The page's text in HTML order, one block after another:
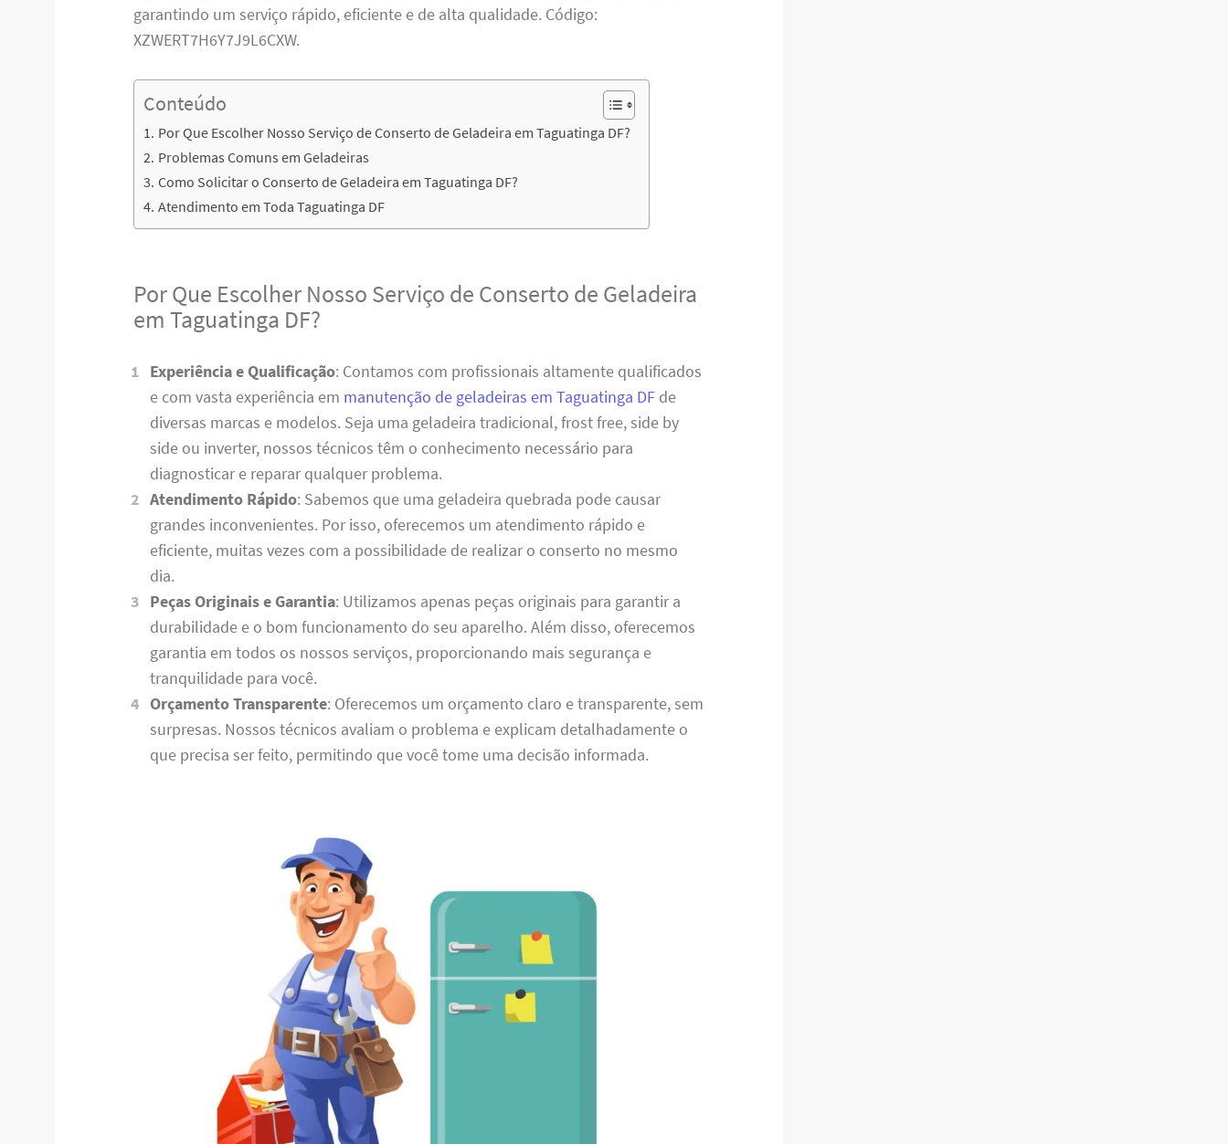
garantindo um serviço rápido, eficiente e de alta qualidade. Código:
XZWERT7H6Y7J9L6CXW.
Conteúdo
Por Que Escolher Nosso Serviço de Conserto de Geladeira em Taguatinga DF?
Problemas Comuns em Geladeiras
Como Solicitar o Conserto de Geladeira em Taguatinga DF?
Atendimento em Toda Taguatinga DF
Por Que Escolher Nosso Serviço de Conserto de Geladeira
em Taguatinga DF?
Experiência e Qualificação: Contamos com profissionais altamente qualificados
e com vasta experiência em manutenção de geladeiras em Taguatinga DF de
diversas marcas e modelos. Seja uma geladeira tradicional, frost free, side by
side ou inverter, nossos técnicos têm o conhecimento necessário para
diagnosticar e reparar qualquer problema.
Atendimento Rápido: Sabemos que uma geladeira quebrada pode causar
grandes inconvenientes. Por isso, oferecemos um atendimento rápido e
eficiente, muitas vezes com a possibilidade de realizar o conserto no mesmo
dia.
Peças Originais e Garantia: Utilizamos apenas peças originais para garantir a
durabilidade e o bom funcionamento do seu aparelho. Além disso, oferecemos
garantia em todos os nossos serviços, proporcionando mais segurança e
tranquilidade para você.
Orçamento Transparente: Oferecemos um orçamento claro e transparente, sem
surpresas. Nossos técnicos avaliam o problema e explicam detalhadamente o
que precisa ser feito, permitindo que você tome uma decisão informada.